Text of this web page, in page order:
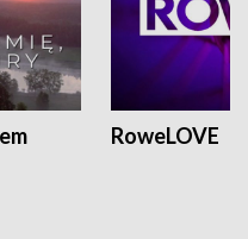
RoweLOVE